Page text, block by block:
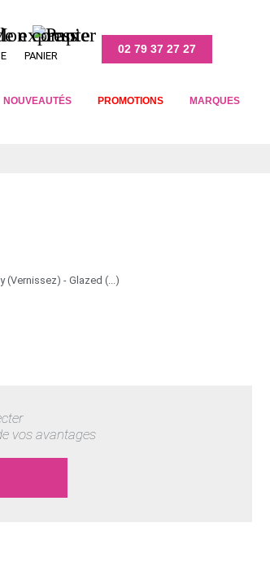
PANIER
02 79 37 27 27
NOUVEAUTÉS PROMOTIONS MARQUES
(Vernissez) - Glazed (...)
vos avantages